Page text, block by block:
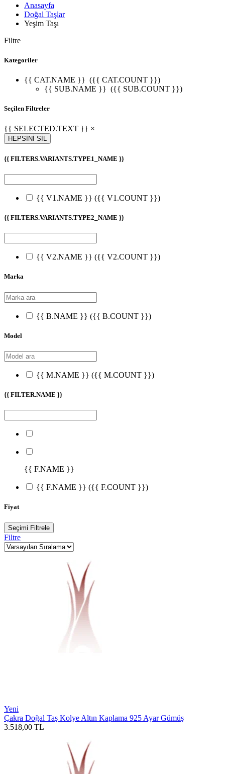
Anasayfa
Doğal Taşlar
Yeşim Taşı
Filtre
Kategoriler
{{ CAT.NAME }} ({{ CAT.COUNT }})
{{ SUB.NAME }} ({{ SUB.COUNT }})
Seçilen Filtreler
{{ SELECTED.TEXT }} ×
HEPSİNİ SİL
{{ FILTERS.VARIANTS.TYPE1_NAME }}
{{ V1.NAME }} ({{ V1.COUNT }})
{{ FILTERS.VARIANTS.TYPE2_NAME }}
{{ V2.NAME }} ({{ V2.COUNT }})
Marka
{{ B.NAME }} ({{ B.COUNT }})
Model
{{ M.NAME }} ({{ M.COUNT }})
{{ FILTER.NAME }}
{{ F.NAME }}
{{ F.NAME }} ({{ F.COUNT }})
Fiyat
Seçimi Filtrele
Filtre
Yeni
Çakra Doğal Taş Kolye Altın Kaplama 925 Ayar Gümüş
3.518,00 TL